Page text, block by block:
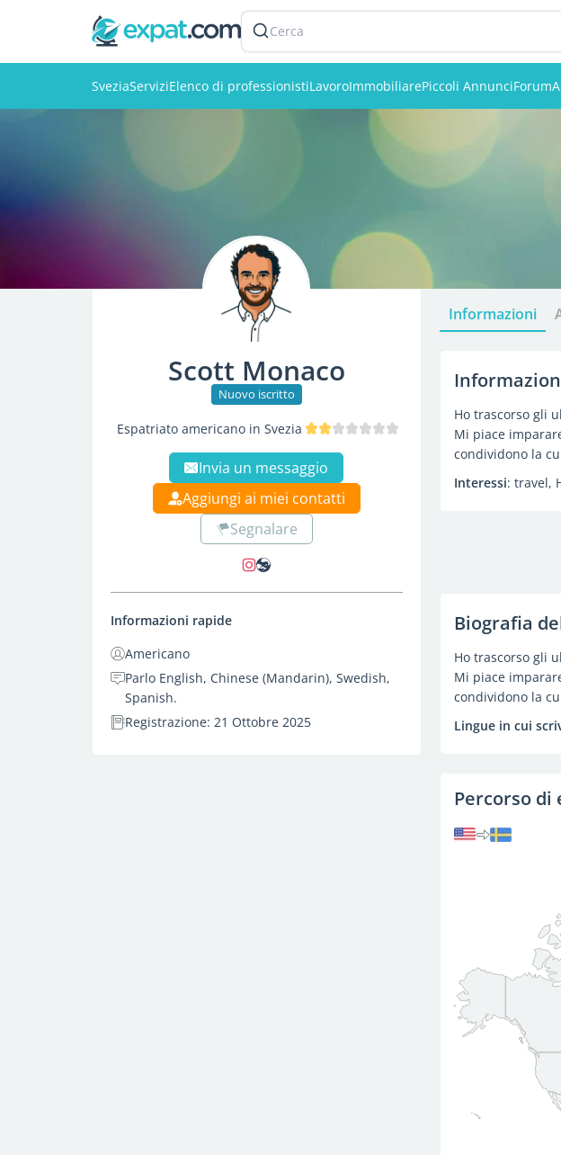
Cerca
SveziaServiziElenco di professionistiLavoroImmobiliarePiccoli AnnunciForum
Scott Monaco
Nuovo iscritto
Espatriato americano in Svezia
Invia un messaggio
Aggiungi ai miei contatti
Segnalare
Informazioni rapide
Americano
Parlo English, Chinese (Mandarin), Swedish,
Spanish.
Registrazione: 21 Ottobre 2025
Informazioni
Ho trascorso gli
Mi piace
condividono la
Interessi: travel,
Biografia
Ho trascorso gli
Mi piace
condividono la
Lingue in cui
Percorso di